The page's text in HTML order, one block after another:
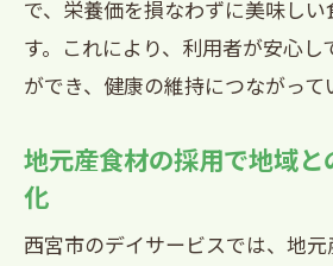
西宮市デイサービスの特別
の質向上
食事の満足度が生活全般
日常生活の活力を引き
で、栄養価を損なわずに美味し
す。これにより、利用者が安心し
ができ、健康の維持につながって
地元産食材の採用で地域
化
西宮市のデイサービスでは、地